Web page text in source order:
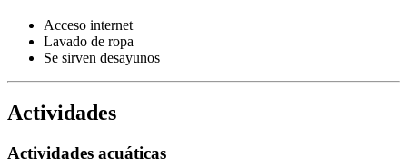
Acceso internet
Lavado de ropa
Se sirven desayunos
Actividades
Actividades acuáticas